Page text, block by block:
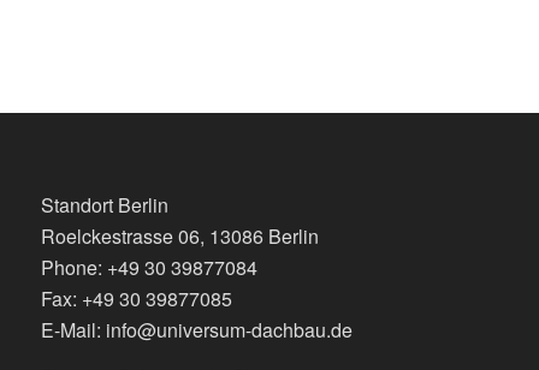
Standort Berlin
Roelckestrasse 06, 13086 Berlin
Phone: +49 30 39877084
Fax: +49 30 39877085
E-Mail: info@universum-dachbau.de